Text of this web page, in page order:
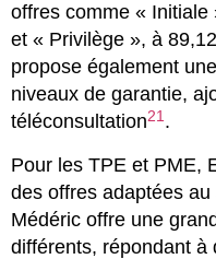
offres comme «
et « Privilège », à
propose également
niveaux de garantie,
téléconsultation21 .
Pour les TPE et PME,
des offres adaptées au
Médéric offre une
différents, répondant à